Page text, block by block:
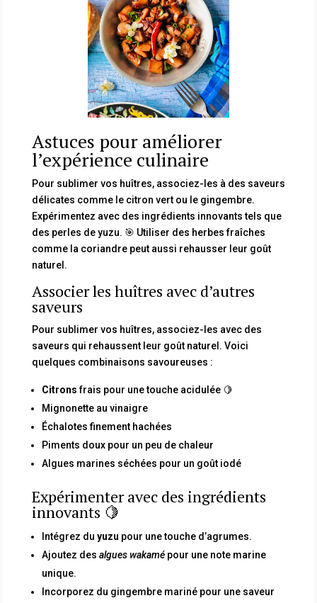
Astuces pour améliorer
l’expérience culinaire
Pour sublimer vos huîtres, associez-les à des saveurs
délicates comme le citron vert ou le gingembre.
Expérimentez avec des ingrédients innovants tels que
des perles de yuzu. 🎯 Utiliser des herbes fraîches
comme la coriandre peut aussi rehausser leur goût
naturel.
Associer les huîtres avec d’autres
saveurs
Pour sublimer vos huîtres, associez-les avec des
saveurs qui rehaussent leur goût naturel. Voici
quelques combinaisons savoureuses :
Citronsfrais pour une touche acidulée 🍋
Mignonette au vinaigre
Échalotes finement hachées
Piments doux pour un peu de chaleur
Algues marines séchées pour un goût iodé
Expérimenter avec des ingrédients
innovants 🍋
Intégrez du yuzu pour une touche d’agrumes.
Ajoutez des algues wakamépour une note marine
unique.
Incorporez du gingembre mariné pour une saveur